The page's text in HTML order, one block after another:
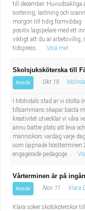
till december.
sortering, lastning och
morgon till tidig förmiddag.
positiv lagspelare med ett
viktigt att du är arbetsvillig,
tidspress...
Visa mer
Skolsjuksköterska till
Ansök Okt 19
I Mölndals stad är vi stolta
tillsammans skapar bästa
kreativitet utvecklar vi våra
ännu bättre plats att leva
människors vardag varje
som öppnade höstterminen
engagerade pedagoge...
Vårterminen är på
Ansök Nov 11 Klara
Klara söker skolsköterskor